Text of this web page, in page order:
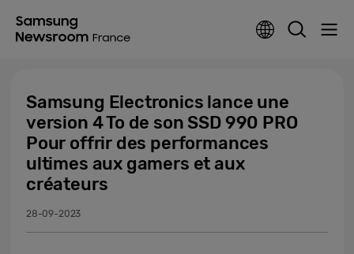
Samsung Electronics lance une
version 4 To de son SSD 990 PRO
Pour offrir des performances
ultimes aux gamers et aux
créateurs
28-09-2023